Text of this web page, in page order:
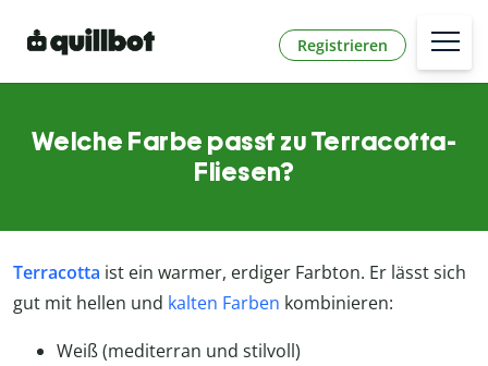
Registrieren
Welche Farbe passt zu Terracotta-
Fliesen?
Terracotta ist ein warmer, erdiger Farbton. Er lässt sich
gut mit hellen und kalten Farben kombinieren:
Weiß (mediterran und stilvoll)